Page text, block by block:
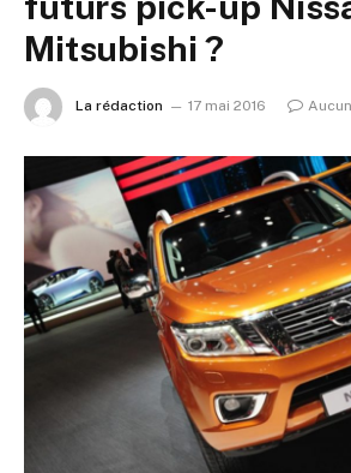
Mitsubishi ?
La rédaction 17 mai 2016